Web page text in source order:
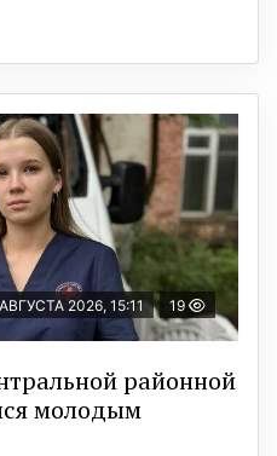
2026, 15:11 19
районной
молодым